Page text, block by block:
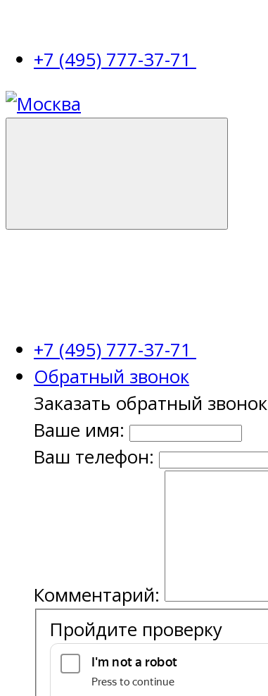
+7 (495) 777-37-71
+7 (495) 777-37-71
Обратный звонок
Заказать обратный звонок
Ваше имя:
Ваш телефон:
Комментарий:
Пройдите проверку